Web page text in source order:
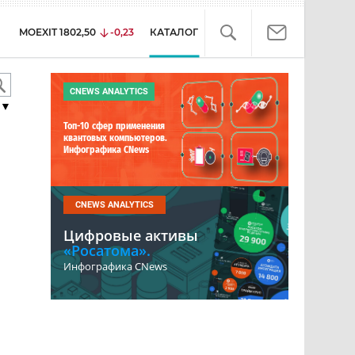
MOEXIT 1802,50 -0,23 КАТАЛОГ
CNEWS ANALYTICS
Топ-10 сфер применения
квантовых компьютеров.
Инфографика CNews
CNEWS ANALYTICS
Цифровые активы
«Росатома».
Инфографика CNews